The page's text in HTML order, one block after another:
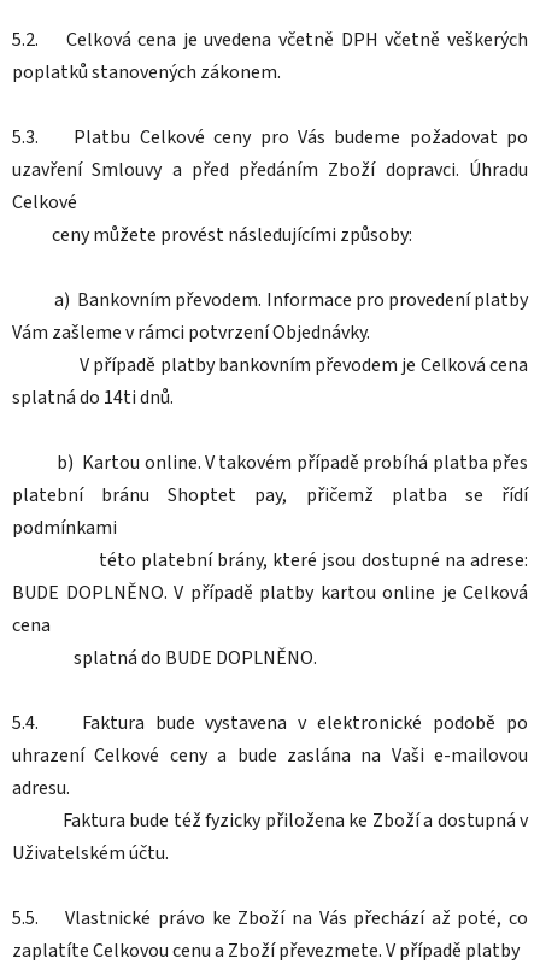
5.2. Celková cena je uvedena včetně DPH včetně veškerých
poplatků stanovených zákonem.
5.3. Platbu Celkové ceny pro Vás budeme požadovat po
uzavření Smlouvy a před předáním Zboží dopravci. Úhradu
Celkové
ceny můžete provést následujícími způsoby:
a) Bankovním převodem. Informace pro provedení platby
Vám zašleme v rámci potvrzení Objednávky.
V případě platby bankovním převodem je Celková cena
splatná do 14ti dnů.
b) Kartou online. V takovém případě probíhá platba přes
platební bránu Shoptet pay, přičemž platba se řídí
podmínkami
této platební brány, které jsou dostupné na adrese:
BUDE DOPLNĚNO. V případě platby kartou online je Celková
cena
splatná do BUDE DOPLNĚNO.
5.4. Faktura bude vystavena v elektronické podobě po
uhrazení Celkové ceny a bude zaslána na Vaši e-mailovou
adresu.
Faktura bude též fyzicky přiložena ke Zboží a dostupná v
Uživatelském účtu.
5.5. Vlastnické právo ke Zboží na Vás přechází až poté, co
zaplatíte Celkovou cenu a Zboží převezmete. V případě platby